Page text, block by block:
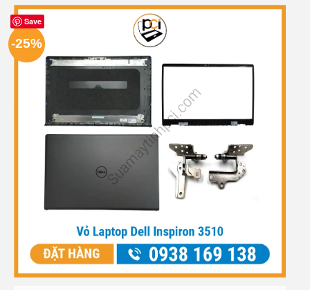
Save
-25%